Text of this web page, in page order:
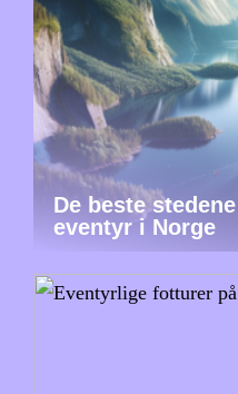
De beste
eventyr i Norge